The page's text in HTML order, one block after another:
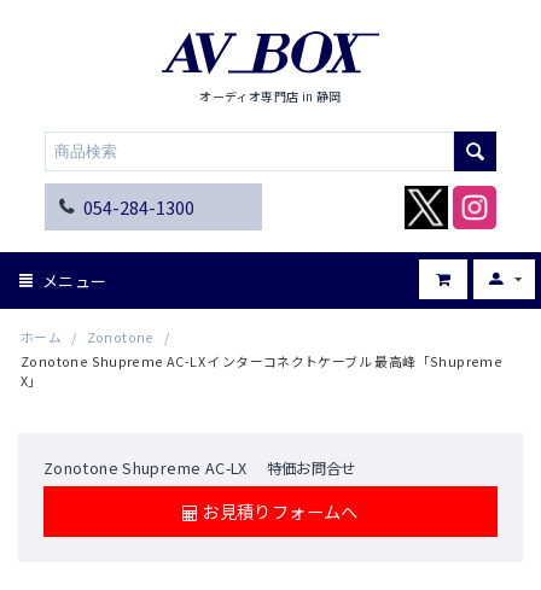
オーディオ専門店 in 静岡
054-284-1300
メニュー
ホーム / Zonotone
/
Zonotone Shupreme AC-LX インターコネクトケーブル 最高峰「Shupreme
X」
Zonotone Shupreme AC-LX 特価お問合せ
お見積りフォームへ